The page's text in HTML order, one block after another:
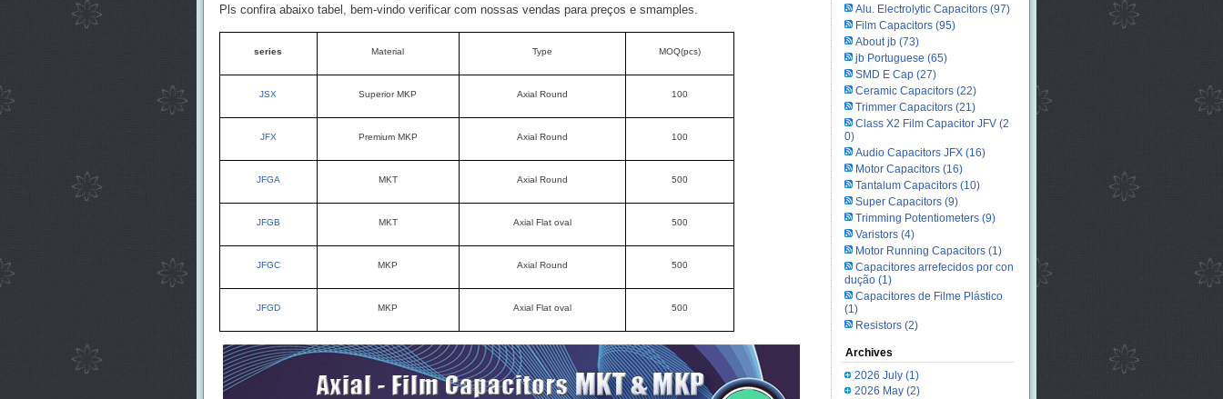
Pls confira abaixo tabel, bem-vindo verificar com nossas vendas para preços e smamples.
series Material Type MOQ(pcs)
JSX Superior MKP Axial Round 100
JFX Premium MKP Axial Round 100
JFGA MKT Axial Round 500
JFGB MKT Axial Flat oval 500
JFGC MKP Axial Round 500
JFGD MKP Axial Flat oval 500
Alu. Electrolytic Capacitors(97)
Film Capacitors(95)
About jb(73)
jb Portuguese (65)
SMD E Cap(27)
Ceramic Capacitors(22)
Trimmer Capacitors(21)
Class X2 Film Capacitor JFV(2
0)
Audio Capacitors JFX(16)
Motor Capacitors (16)
Tantalum Capacitors(10)
Super Capacitors(9)
Trimming Potentiometers(9)
Varistors(4)
Motor Running Capacitors(1)
Capacitores arrefecidos por con
dução(1)
Capacitores de Filme Plástico
(1)
Resistors(2)
Archives
2026 July(1)
2026 May(2)